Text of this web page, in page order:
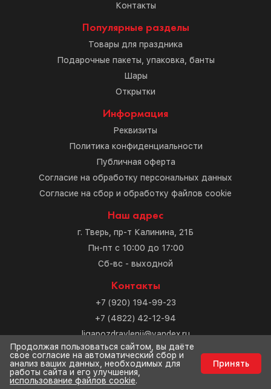
Контакты
Популярные разделы
Товары для праздника
Подарочные пакеты, упаковка, банты
Шары
Открытки
Информация
Реквизиты
Политика конфиденциальности
Публичная оферта
Согласие на обработку персональных данных
Согласие на сбор и обработку файлов cookie
Наш адрес
г. Тверь, пр-т Калинина, 21Б
Пн-пт с 10:00 до 17:00
Сб-вс - выходной
Контакты
+7 (920) 194-99-23
+7 (4822) 42-12-94
ligapozdravlenij@yandex.ru
Разработка сайта
Продолжая пользоваться сайтом, вы даёте
свое согласие на автоматический сбор и
анализ ваших данных, необходимых для
работы сайта и его улучшения,
использование файлов cookie.
Принять